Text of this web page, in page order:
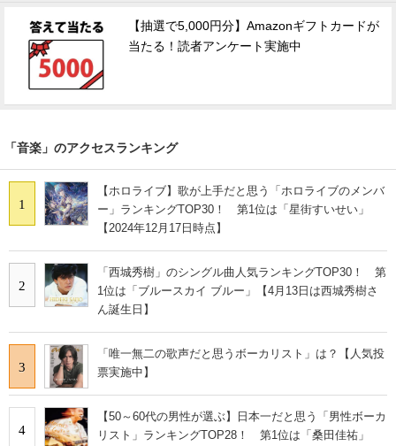
【抽選で5,000円分】Amazonギフトカードが
当たる！読者アンケート実施中
「音楽」のアクセスランキング
1
【ホロライブ】歌が上手だと思う「ホロライブのメンバ
ー」ランキングTOP30！ 第1位は「星街すいせい」
【2024年12月17日時点】
2
「西城秀樹」のシングル曲人気ランキングTOP30！ 第
1位は「ブルースカイ ブルー」【4月13日は西城秀樹さ
ん誕生日】
3
「唯一無二の歌声だと思うボーカリスト」は？【人気投
票実施中】
4
【50～60代の男性が選ぶ】日本一だと思う「男性ボーカ
リスト」ランキングTOP28！ 第1位は「桑田佳祐」